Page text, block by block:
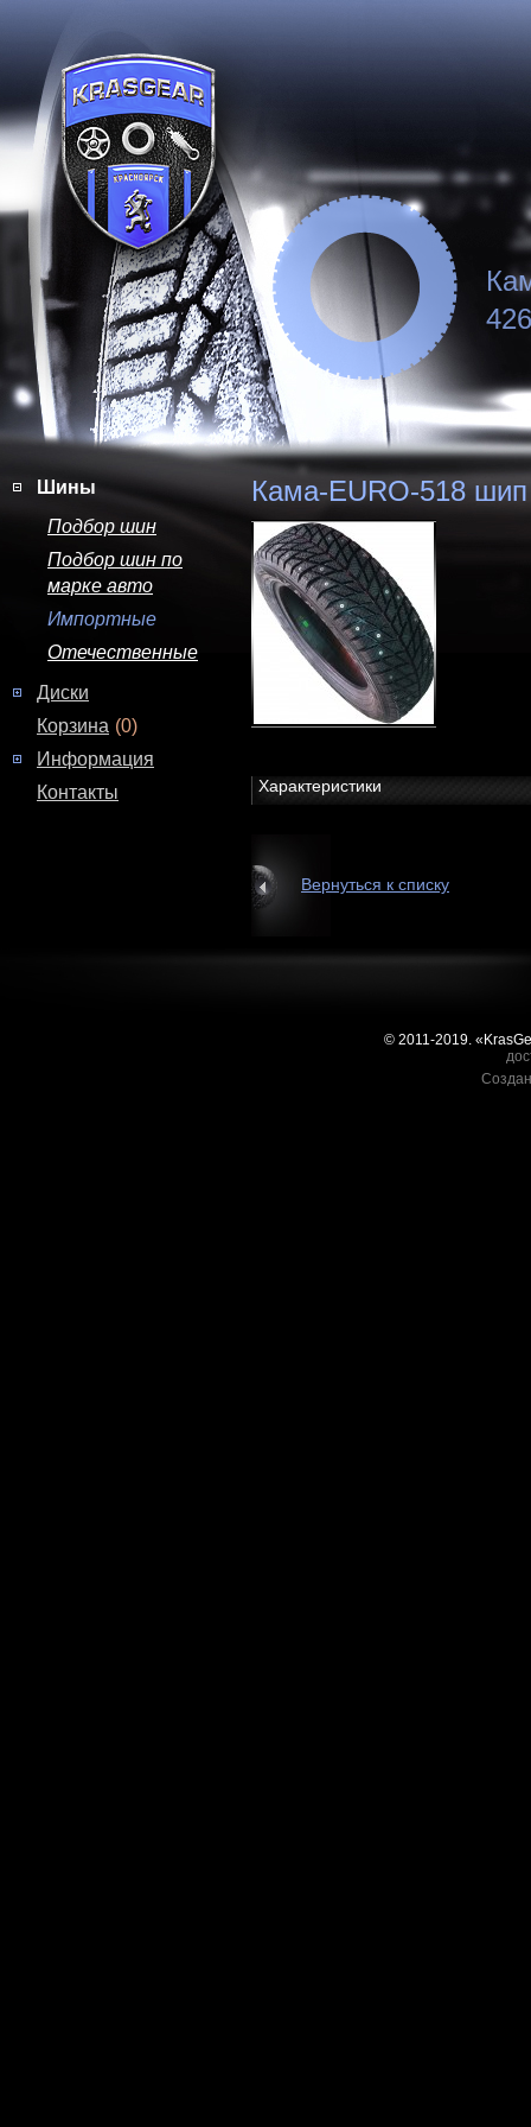
Шины
Подбор шин
Подбор шин по
марке авто
Импортные
Отечественные
Диски
Корзина (0)
Информация
Контакты
Кама-EURO-518 шип
Характеристики
Вернуться к списку
© 2011-2019.